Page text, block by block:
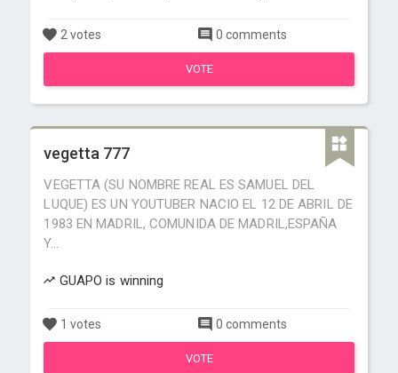
2 votes 0 comments
VOTE
vegetta 777
VEGETTA (SU NOMBRE REAL ES SAMUEL DEL
LUQUE) ES UN YOUTUBER NACIO EL 12 DE ABRIL DE
1983 EN MADRIL, COMUNIDA DE MADRIL,ESPAÑA
Y...
GUAPO is winning
1 votes 0 comments
VOTE